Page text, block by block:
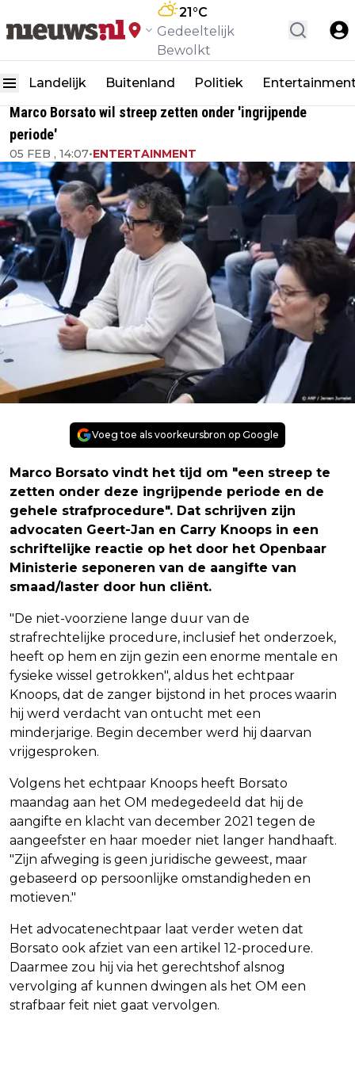
21°C
Gedeeltelijk
Bewolkt
Landelijk Buitenland Politiek
Marco Borsato wil streep zetten onder 'ingrijpende
periode'
05 FEB , 14:07•ENTERTAINMENT
Voeg toe als voorkeursbron op Google
Marco Borsato vindt het tijd om "een streep te
zetten onder deze ingrijpende periode en de
gehele strafprocedure". Dat schrijven zijn
advocaten Geert-Jan en Carry Knoops in een
schriftelijke reactie op het door het Openbaar
Ministerie seponeren van de aangifte van
smaad/laster door hun cliënt.
"De niet-voorziene lange duur van de
strafrechtelijke procedure, inclusief het onderzoek,
heeft op hem en zijn gezin een enorme mentale en
fysieke wissel getrokken", aldus het echtpaar
Knoops, dat de zanger bijstond in het proces waarin
hij werd verdacht van ontucht met een
minderjarige. Begin december werd hij daarvan
vrijgesproken.
Volgens het echtpaar Knoops heeft Borsato
maandag aan het OM medegedeeld dat hij de
aangifte en klacht van december 2021 tegen de
aangeefster en haar moeder niet langer handhaaft.
"Zijn afweging is geen juridische geweest, maar
gebaseerd op persoonlijke omstandigheden en
motieven."
Het advocatenechtpaar laat verder weten dat
Borsato ook afziet van een artikel 12-procedure.
Daarmee zou hij via het gerechtshof alsnog
vervolging af kunnen dwingen als het OM een
strafbaar feit niet gaat vervolgen.